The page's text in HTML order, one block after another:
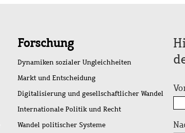
Forschung
Dynamiken sozialer Ungleichheiten
Markt und Entscheidung
Digitalisierung und gesellschaftlicher Wandel
Internationale Politik und Recht
Wandel politischer Systeme